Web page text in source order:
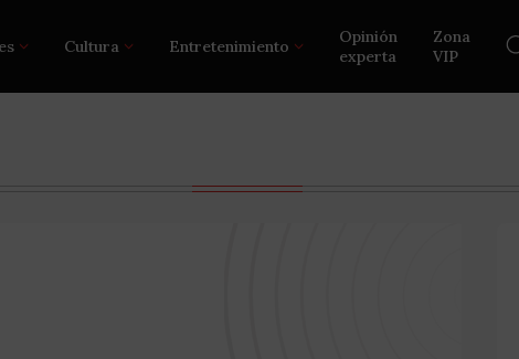
Cultura Entretenimiento
Opinión
experta
Zona
VIP